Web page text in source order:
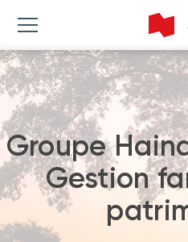
Groupe
Gestion